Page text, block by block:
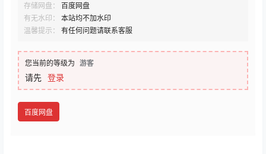
存储网盘：
百度网盘
有无水印：
本站均不加水印
温馨提示：
有任何问题请联系客服
您当前的等级为 游客
请先 登录
百度网盘